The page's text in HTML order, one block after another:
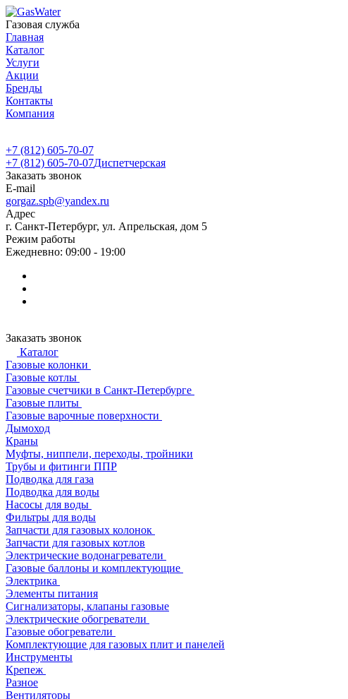
Газовая служба
Главная
Каталог
Услуги
Акции
Бренды
Контакты
Компания
+7 (812) 605-70-07
+7 (812) 605-70-07Диспетчерская
Заказать звонок
E-mail
gorgaz.spb@yandex.ru
Адрес
г. Санкт-Петербург, ул. Апрельская, дом 5
Режим работы
Ежедневно: 09:00 - 19:00
Заказать звонок
Каталог
Газовые колонки
Газовые котлы
Газовые счетчики в Санкт-Петербурге
Газовые плиты
Газовые варочные поверхности
Дымоход
Краны
Муфты, ниппели, переходы, тройники
Трубы и фитинги ППР
Подводка для газа
Подводка для воды
Насосы для воды
Фильтры для воды
Запчасти для газовых колонок
Запчасти для газовых котлов
Электрические водонагреватели
Газовые баллоны и комплектующие
Электрика
Элементы питания
Сигнализаторы, клапаны газовые
Электрические обогреватели
Газовые обогреватели
Комплектующие для газовых плит и панелей
Инструменты
Крепеж
Разное
Вентиляторы